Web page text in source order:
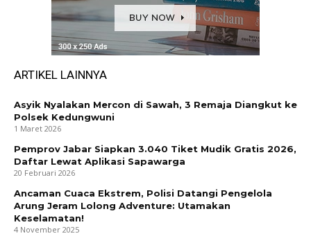
ARTIKEL LAINNYA
Asyik Nyalakan Mercon di Sawah, 3 Remaja Diangkut ke
Polsek Kedungwuni
1 Maret 2026
Pemprov Jabar Siapkan 3.040 Tiket Mudik Gratis 2026,
Daftar Lewat Aplikasi Sapawarga
20 Februari 2026
Ancaman Cuaca Ekstrem, Polisi Datangi Pengelola
Arung Jeram Lolong Adventure: Utamakan
Keselamatan!
4 November 2025